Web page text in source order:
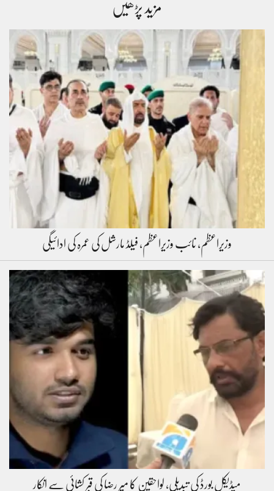
مزید پڑھیں
وزیراعظم، نائب وزیراعظم، فیلڈ مارشل کی عمرہ کی ادائیگی
میڈیکل بورڈ کی تبدیلی، لواحقین کا میر رضا کی قبر کشائی سے انکار